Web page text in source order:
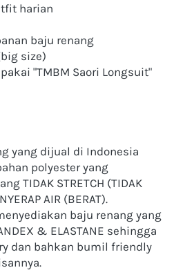
harian
baju renang
size)
"TMBM Saori Longsuit"
yang dijual di Indonesia
polyester yang
TIDAK STRETCH (TIDAK
AIR (BERAT).
baju renang yang
& ELASTANE sehingga
dan bahkan bumil friendly